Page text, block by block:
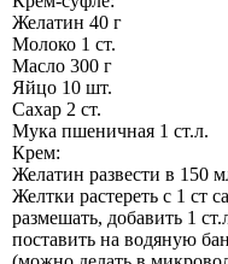
Желатин 40 г
Молоко 1 ст.
Масло 300 г
Яйцо 10 шт.
Сахар 2 ст.
Мука пшеничная 1 ст.л.
Крем:
Желатин развести в 150
Желтки растереть с 1 ст
размешать, добавить 1
поставить на водяную